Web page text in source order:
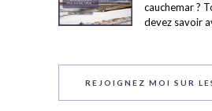
cauchemar ?
devez savoir
REJOIGNEZ MOI SUR